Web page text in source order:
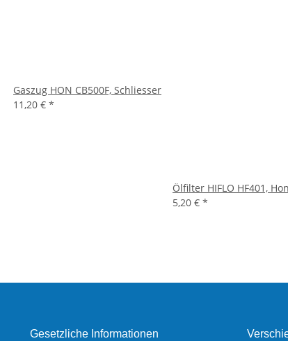
Gaszug HON CB500F, Schliesser
11,20 € *
Ölfilter HIFLO HF401,
5,20 € *
Gesetzliche Informationen